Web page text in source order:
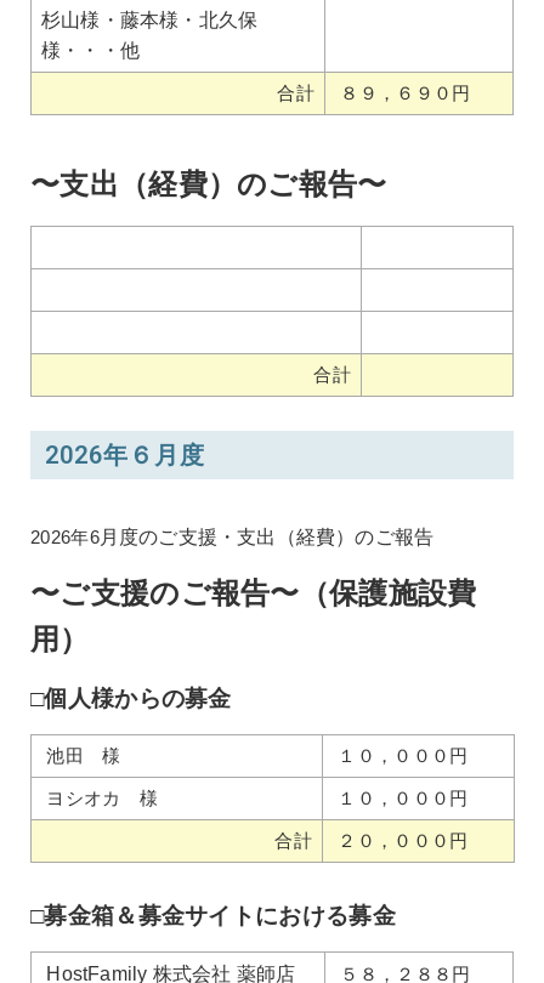
杉山様・藤本様・北久保
様・・・他
合計 ８９，６９０円
〜支出（経費）のご報告〜
合計
2026年６月度
2026年6月度のご支援・支出（経費）のご報告
〜ご支援のご報告〜（保護施設費
用）
□個人様からの募金
池田 様 １０，０００円
ヨシオカ 様 １０，０００円
合計 ２０，０００円
□募金箱＆募金サイトにおける募金
HostFamily 株式会社 薬師店
５８，２８８円